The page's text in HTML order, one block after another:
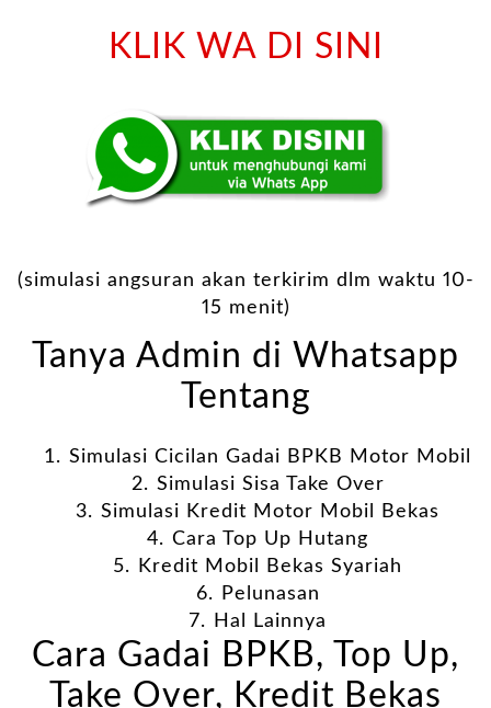
KLIK WA DI SINI
(simulasi angsuran akan terkirim dlm waktu 10-
15 menit)
Tanya Admin di Whatsapp
Tentang
⁠Simulasi Cicilan Gadai BPKB Motor Mobil
⁠Simulasi Sisa Take Over
⁠Simulasi Kredit Motor Mobil Bekas
⁠Cara Top Up Hutang
⁠Kredit Mobil Bekas Syariah
⁠Pelunasan
⁠Hal Lainnya
Cara Gadai BPKB, Top Up,
Take Over, Kredit Bekas